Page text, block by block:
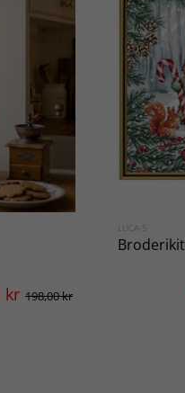
kr 198,00 kr
LUCA-S